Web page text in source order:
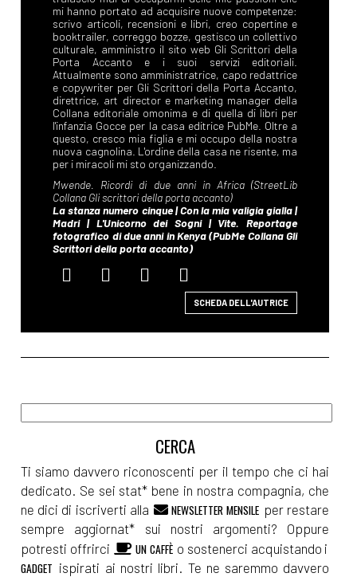
SCHEDA DELL'AUTRICE
Ti siamo davvero riconoscenti per il tempo che ci hai
dedicato. Se sei stat* bene in nostra compagnia, che
ne dici di iscriverti alla
NEWSLETTER MENSILE per restare
sempre aggiornat* sui nostri argomenti? Oppure
potresti offrirci
UN CAFFÈ o sostenerci acquistando i
GADGET ispirati ai nostri libri. Te ne saremmo davvero